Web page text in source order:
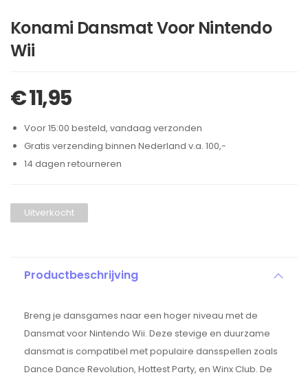
Konami Dansmat Voor Nintendo
Wii
€11,95
Voor 15:00 besteld, vandaag verzonden
Gratis verzending binnen Nederland v.a. 100,-
14 dagen retourneren
Uitverkocht
Productbeschrijving
Breng je dansgames naar een hoger niveau met de
Dansmat voor Nintendo Wii. Deze stevige en duurzame
dansmat is compatibel met populaire dansspellen zoals
Dance Dance Revolution, Hottest Party, en Winx Club. De